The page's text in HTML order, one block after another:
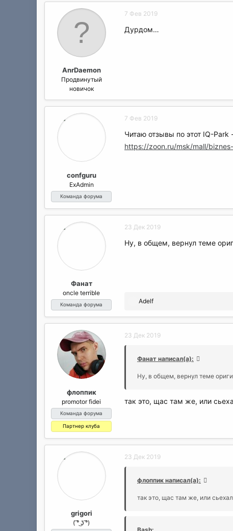
AnrDaemon
Продвинутый
новичок
7 Фев 2019
Дурдом…
confguru
ExAdmin
Команда форума
7 Фев 2019
Читаю отзывы по этот IQ-
https://zoon.ru/msk/mall/
Фанат
oncle terrible
Команда форума
23 Дек 2019
Ну, в общем, вернул теме
Р
а
ц
и
Adelf
флоппик
promotor fidei
Команда форума
Партнер клуба
23 Дек 2019
Фанат написал(а):
Ну, в общем, вернул теме
так это, щас там же, или
grigori
( ͡° ͜ʖ ͡°)
23 Дек 2019
флоппик написал(а):
так это, щас там же, или